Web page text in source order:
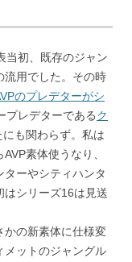
当初、既存のジャン
流用でした。その時
のプレデターがシ
プレデターであるク
にも関わらず。私は
素体使うなり、
ーやシティハンタ
はシリーズ16は見送
かの新素体に仕様変
メットのジャングル